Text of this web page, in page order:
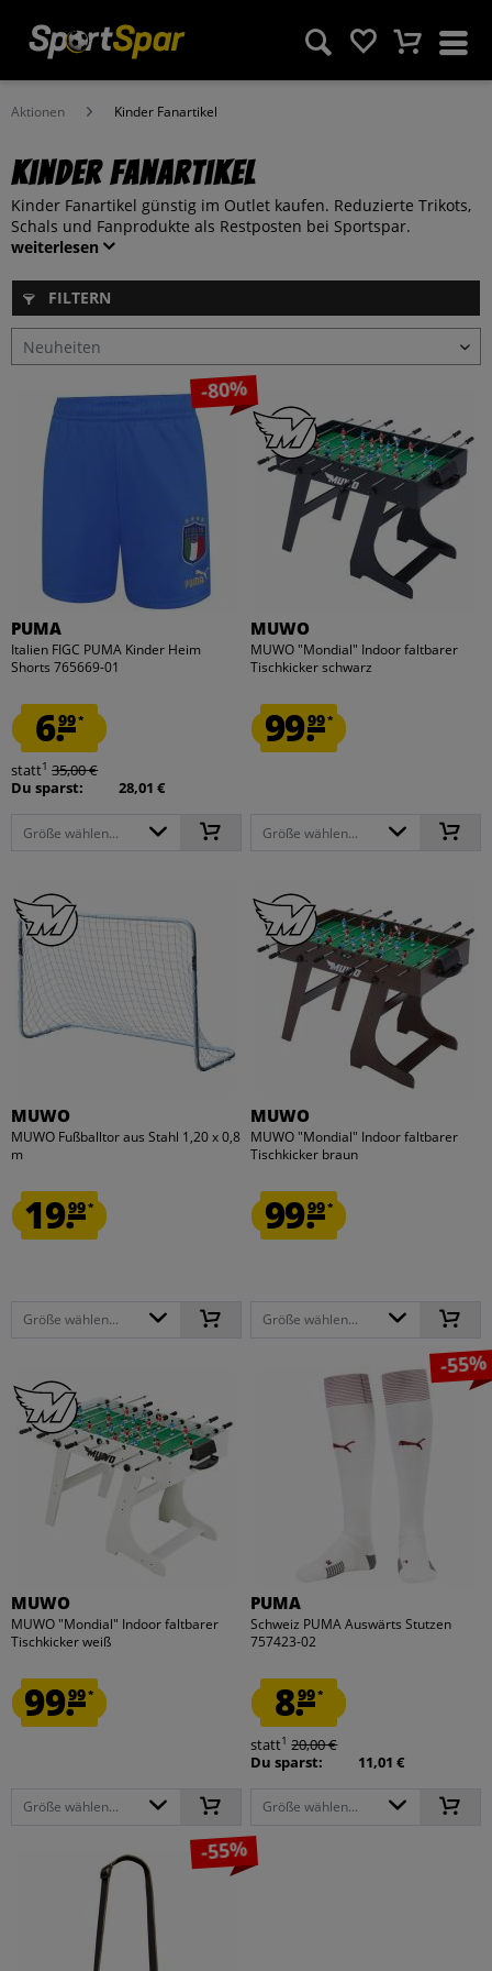
Aktionen Kinder Fanartikel
Kinder Fanartikel
Kinder Fanartikel günstig im Outlet kaufen. Reduzierte Trikots,
Schals und Fanprodukte als Restposten bei Sportspar.
weiterlesen
FILTERN
-80%
PUMA
Italien FIGC PUMA Kinder Heim
Shorts 765669-01
6.99*
statt1 35,00 €
Du sparst:
28,01 €
Größe wählen...
MUWO
MUWO "Mondial" Indoor faltbarer
Tischkicker schwarz
99.99*
Größe wählen...
MUWO
MUWO Fußballtor aus Stahl 1,20 x 0,8
m
19.99*
Größe wählen...
MUWO
MUWO "Mondial" Indoor faltbarer
Tischkicker braun
99.99*
Größe wählen...
MUWO
MUWO "Mondial" Indoor faltbarer
Tischkicker weiß
99.99*
Größe wählen...
-55%
PUMA
Schweiz PUMA Auswärts Stutzen
757423-02
8.99*
statt1 20,00 €
Du sparst:
11,01 €
Größe wählen...
-55%